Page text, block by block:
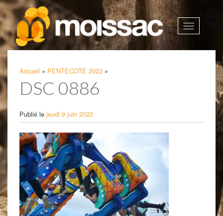
Afficher
Accueil » PENTECOTE 2022 »
DSC 0886
Publié le jeudi 9 juin 2022